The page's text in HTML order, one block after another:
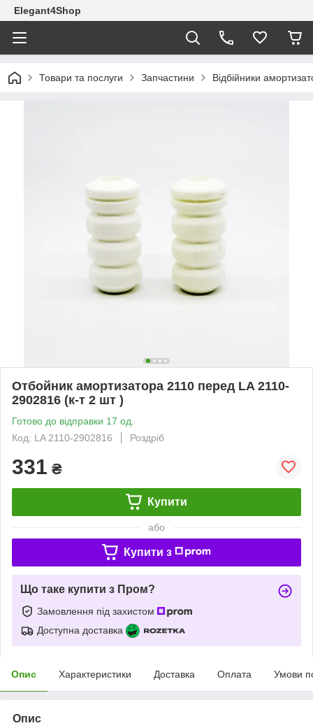
Elegant4Shop
Товари та послуги Запчастини Відбійники
Отбойник амортизатора 2110 перед LA 2110-
2902816 (к-т 2 шт )
Готово до відправки 17 од.
Код: LA 2110-2902816
Роздріб
331 ₴
Купити
або
Купити з
Що таке купити з Пром?
Замовлення під захистом
Доступна доставка
Опис Характеристики Доставка Оплата Умови
Опис